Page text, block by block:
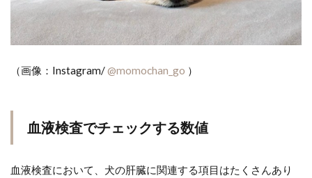
（画像：Instagram/@momochan_go ）
血液検査でチェックする数値
血液検査において、犬の肝臓に関連する項目はたくさんあり